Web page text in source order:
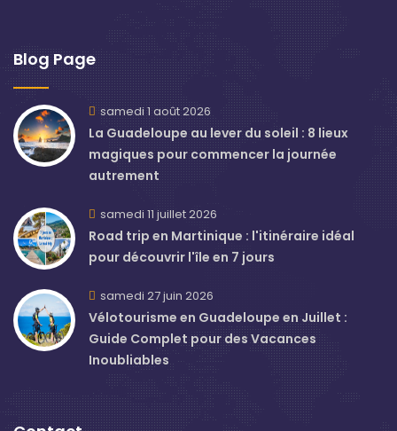
Blog Page
samedi 1 août 2026
La Guadeloupe au lever du soleil : 8 lieux
magiques pour commencer la journée
autrement
samedi 11 juillet 2026
Road trip en Martinique : l'itinéraire idéal
pour découvrir l'île en 7 jours
samedi 27 juin 2026
Vélotourisme en Guadeloupe en Juillet :
Guide Complet pour des Vacances
Inoubliables